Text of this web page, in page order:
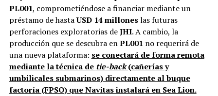
PL001, comprometiéndose a financiar mediante un
préstamo de hastaUSD 14 milloneslas futuras
perforaciones exploratorias deJHI. A cambio, la
producción que se descubra enPL001 no requerirá de
una nueva plataforma: se conectará de forma remota
mediante la técnica de tie-back(cañerías y
umbilicales submarinos) directamente al buque
factoría (FPSO) que Navitas instalará en Sea Lion.